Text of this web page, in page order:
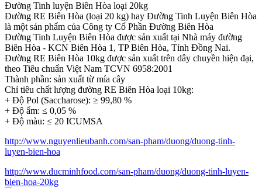
Đường Tinh luyện Biên Hòa loại 20kg
Đường RE Biên Hòa (loại 20 kg) hay Đường Tinh Luyện Biên Hòa
là một sản phẩm của Công ty Cổ Phần Đường Biên Hòa
Đường Tinh Luyện Biên Hòa được sản xuất tại Nhà máy đường
Biên Hòa - KCN Biên Hòa 1, TP Biên Hòa, Tỉnh Đồng Nai.
Đường RE Biên Hòa 10kg được sản xuất trên dây chuyền hiện đại,
theo Tiêu chuẩn Việt Nam TCVN 6958:2001
Thành phần: sản xuất từ mía cây
Chỉ tiêu chất lượng đường RE Biên Hòa loại 10kg:
+ Độ Pol (Saccharose): ≥ 99,80 %
+ Độ ẩm: ≤ 0,05 %
+ Độ màu: ≤ 20 ICUMSA
http://www.nguyenlieubanh.com/san-pham/duong/duong-tinh-
luyen-bien-hoa
http://www.ducminhfood.com/san-pham/duong/duong-tinh-luyen-
bien-hoa-20kg